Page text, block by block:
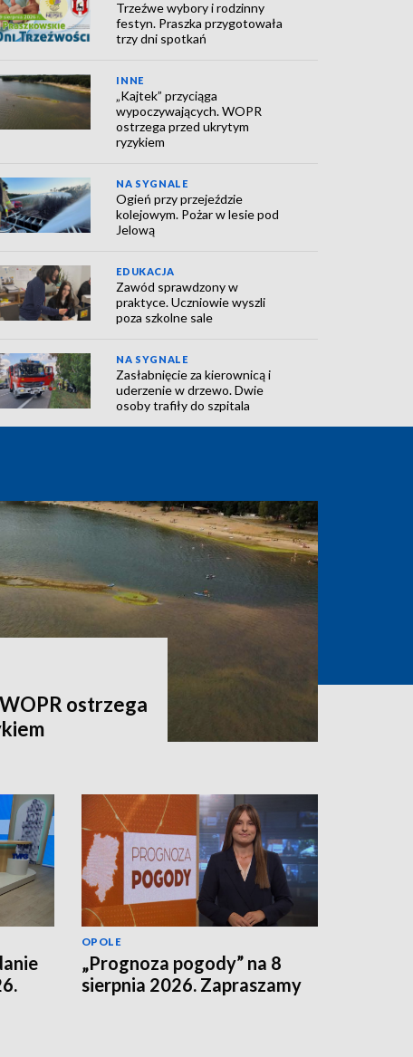
Trzeźwe wybory i rodzinny
festyn. Praszka przygotowała
trzy dni spotkań
INNE
„Kajtek” przyciąga
wypoczywających. WOPR
ostrzega przed ukrytym
ryzykiem
NA SYGNALE
Ogień przy przejeździe
kolejowym. Pożar w lesie pod
Jelową
EDUKACJA
Zawód sprawdzony w
praktyce. Uczniowie wyszli
poza szkolne sale
NA SYGNALE
Zasłabnięcie za kierownicą i
uderzenie w drzewo. Dwie
osoby trafiły do szpitala
ostrzega
OPOLE
„Prognoza pogody” na 8
sierpnia 2026. Zapraszamy